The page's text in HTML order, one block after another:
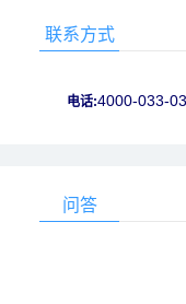
联系方式
电话:4000-033-
问答